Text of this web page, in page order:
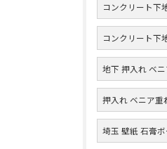
コンクリート下
コンクリート下
地下 押入れ ベ
押入れ ベニア重
埼玉 壁紙 石膏